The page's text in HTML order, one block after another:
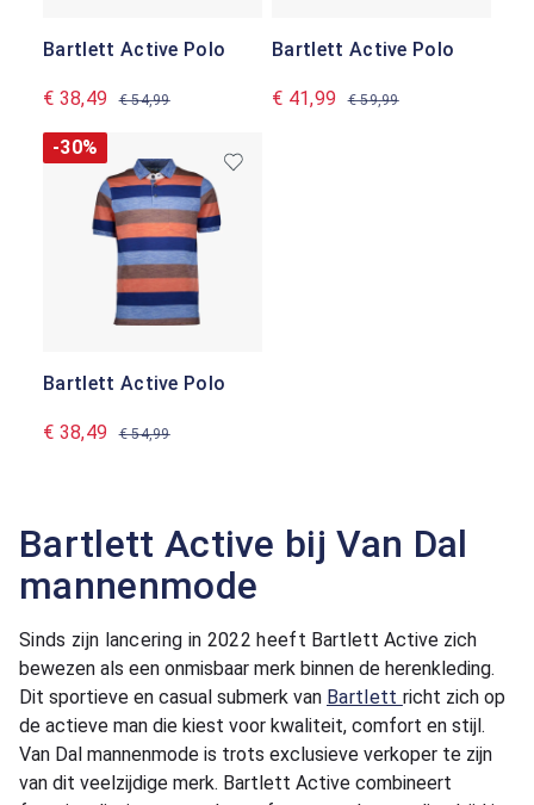
Bartlett Active Polo
€ 38,49 € 54,99
Bartlett Active Polo
€ 41,99 € 59,99
-30%
Bartlett Active Polo
€ 38,49 € 54,99
Bartlett Active bij Van Dal
mannenmode
Sinds zijn lancering in 2022 heeft Bartlett Active zich
bewezen als een onmisbaar merk binnen de herenkleding.
Dit sportieve en casual submerk van Bartlett richt zich op
de actieve man die kiest voor kwaliteit, comfort en stijl.
Van Dal mannenmode is trots exclusieve verkoper te zijn
van dit veelzijdige merk. Bartlett Active combineert